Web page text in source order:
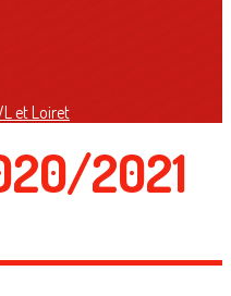
et Loiret
2021